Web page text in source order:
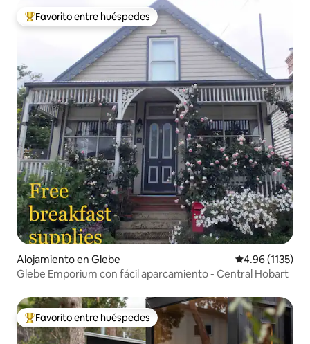
Favorito entre huéspedes preferido
Favorito entre huéspedes
Alojamiento en Glebe Calificación
4.96 (1135)
Glebe Emporium con fácil aparcamiento - Central Hobart
Favorito entre huéspedes preferido
Favorito entre huéspedes